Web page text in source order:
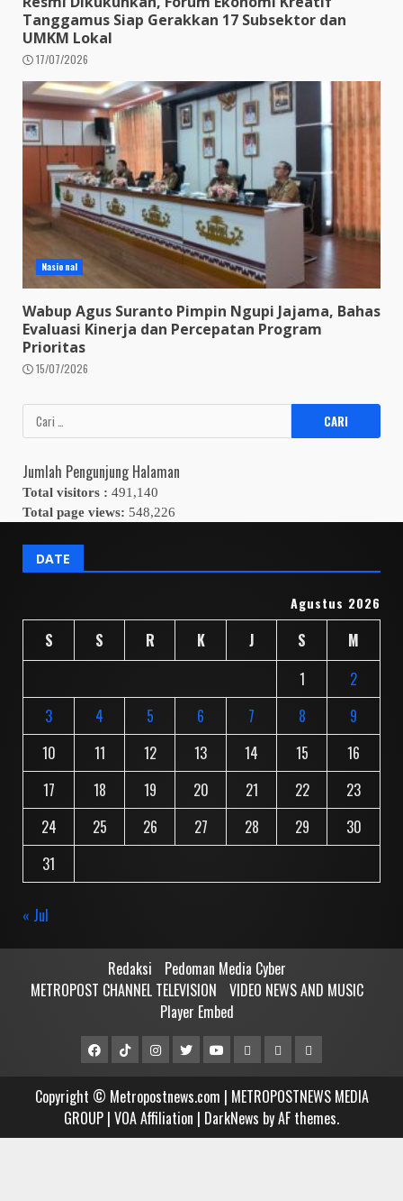
Tanggamus Siap Gerakkan 17 Subsektor dan
UMKM Lokal
17/07/2026
Nasional
Wabup Agus Suranto Pimpin Ngupi Jajama, Bahas
Evaluasi Kinerja dan Percepatan Program
Prioritas
15/07/2026
Cari
untuk:
Jumlah Pengunjung Halaman
Total visitors : 491,140
Total page views: 548,226
DATE
Agustus 2026
S S R K J S
M
1
2
3
4 5 6 7 8
9
10
11 12 13 14 15
16
17
18 19 20 21 22
23
24
25 26 27 28 29
30
31
« Jul
Redaksi
Pedoman Media Cyber
METROPOST CHANNEL TELEVISION
VIDEO NEWS AND MUSIC
Player Embed
FacebookTiktok
Metropostnews
Media
Group
Instagram
TwitterYoutubeMCTVVIDEO
NEWS
AND
MUSIC
Player
Embed
Copyright © Metropostnews.com | METROPOSTNEWS MEDIA
GROUP | VOA Affiliation | DarkNews by AF themes.